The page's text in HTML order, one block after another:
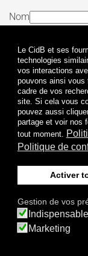
Le CidB et ses
technologies
vos interactions
pouvons ainsi vous
cadre de vos
site. Si cela vous
pouvez aussi
partage et voir nos
tout moment.
Politique de
Activer
Gestion de vos
Marketing
Nom
J’ai lu et
Politique de
Je m'abonne
©